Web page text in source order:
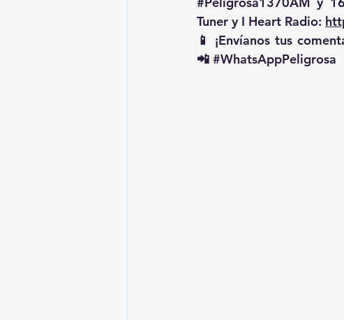
Tuner y I Heart Radio:
📱 ¡Envíanos tus
📲 #WhatsAppPeligrosa